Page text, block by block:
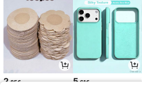
2.85€ 5.61€